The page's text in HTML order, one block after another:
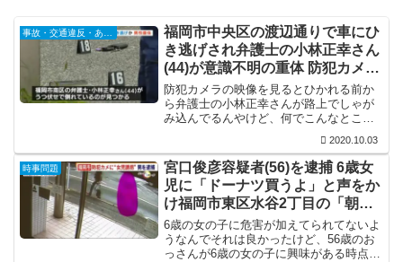
福岡市中央区の渡辺通りで車にひ
き逃げされ弁護士の小林正幸さん
(44)が意識不明の重体 防犯カメラ
に衝突の瞬間の映像
防犯カメラの映像を見るとひかれる前か
ら弁護士の小林正幸さんが路上でしゃが
み込んでるんやけど、何でこんなとこで
悪いのは言うまでもないけど、こんなと
こでしゃがみ込んでたらひかれてもしゃ
あないわな。しかも、午前4時やし。ま
ぁ、それでも当たった瞬間に止まって通
報せなあかんけど。
2020.10.03
時事問題
宮口俊彦容疑者(56)を逮捕 6歳女
児に「ドーナツ買うよ」と声をか
け福岡市東区水谷2丁目の「朝日
プラザ香椎２」に連れ帰り誘拐
6歳の女の子に危害が加えてられてないよ
うなんでそれは良かったけど、56歳のお
っさんが6歳の女の子に興味がある時点で